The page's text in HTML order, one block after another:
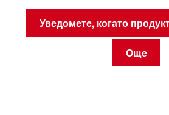
Уведомете, когато
Още